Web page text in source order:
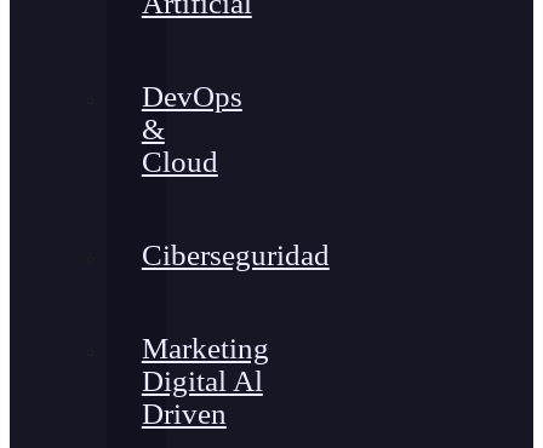
DevOps
&
Cloud
Ciberseguridad
Marketing
Digital Al
Driven